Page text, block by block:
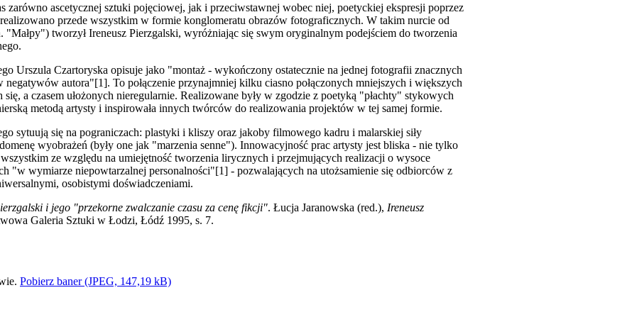
zarówno ascetycznej sztuki pojęciowej, jak i przeciwstawnej wobec niej, poetyckiej ekspresji poprzez
przede wszystkim w formie konglomeratu obrazów fotograficznych. W takim nurcie od
"Małpy") tworzył Ireneusz Pierzgalski, wyróżniając się swym oryginalnym podejściem do tworzenia
Urszula Czartoryska opisuje jako "montaż - wykończony ostatecznie na jednej fotografii znacznych
negatywów autora"[1]. To połączenie przynajmniej kilku ciasno połączonych mniejszych i większych
a czasem ułożonych nieregularnie. Realizowane były w zgodzie z poetyką "płachty" stykowych
metodą artysty i inspirowała innych twórców do realizowania projektów w tej samej formie.
sytuują się na pograniczach: plastyki i kliszy oraz jakoby filmowego kadru i malarskiej siły
wyobrażeń (były one jak "marzenia senne"). Innowacyjność prac artysty jest bliska - nie tylko
ze względu na umiejętność tworzenia lirycznych i przejmujących realizacji o wysoce
"w wymiarze niepowtarzalnej personalności"[1] - pozwalających na utożsamienie się odbiorców z
osobistymi doświadczeniami.
i jego "przekorne zwalczanie czasu za cenę fikcji". Łucja Jaranowska (red.), Ireneusz
Galeria Sztuki w Łodzi, Łódź 1995, s. 7.
Pobierz baner (JPEG, 147,19 kB)